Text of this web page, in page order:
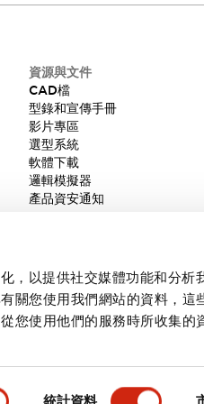
，以提供社交媒體功能和分析
關您使用我們網站的資料，這
您使用他們的服務時所收集的
統計資料
資源與文件
CAD檔
型錄和宣傳手冊
影片專區
選型系統
軟體下載
邏輯模擬器
產品資安通知